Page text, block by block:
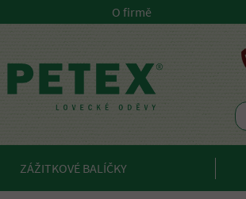
O firmě
ZÁŽITKOVÉ BALÍČKY